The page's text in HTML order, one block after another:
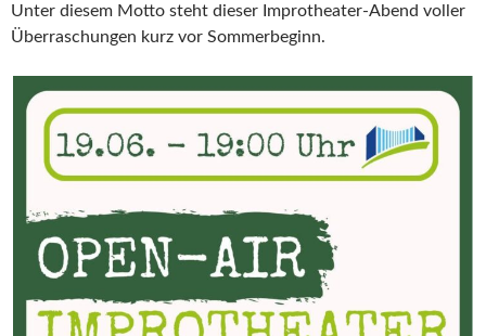
Unter diesem Motto steht dieser Improtheater-Abend voller
Überraschungen kurz vor Sommerbeginn.